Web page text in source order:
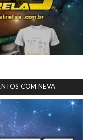
COM NEVA